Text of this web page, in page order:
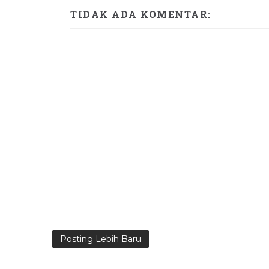
TIDAK ADA KOMENTAR:
Posting Lebih Baru